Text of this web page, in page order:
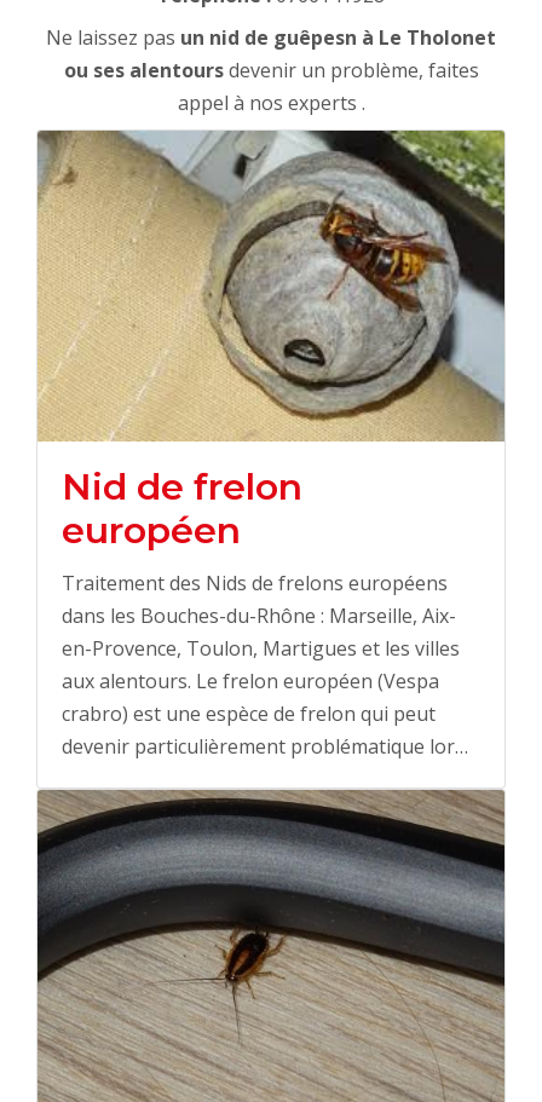
Ne laissez pas un nid de guêpesn à Le Tholonet
ou ses alentoursdevenir un problème, faites
appel à nos experts .
Nid de frelon
européen
Traitement des Nids de frelons européens
dans les Bouches-du-Rhône : Marseille, Aix-
en-Provence, Toulon, Martigues et les villes
aux alentours. Le frelon européen (Vespa
crabro) est une espèce de frelon qui peut
devenir particulièrement problématique lor…